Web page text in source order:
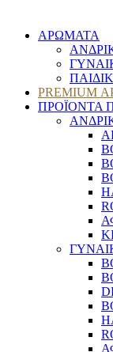
ΑΡΩΜΑΤΑ
PREMIUM
ΠΡΟΪΟΝΤΑ